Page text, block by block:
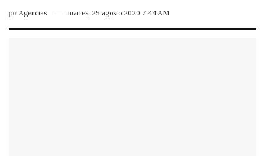
porAgencias martes, 25 agosto 2020 7:44 AM